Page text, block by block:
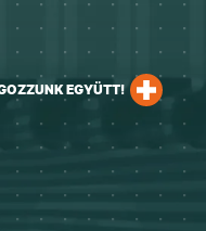
EGYÜTT!